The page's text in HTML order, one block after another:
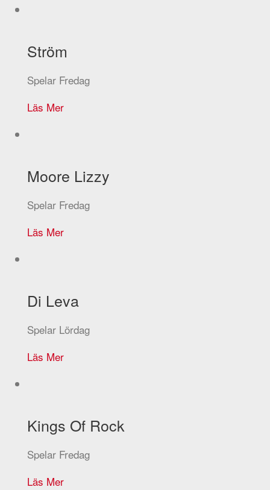
Ström
Spelar Fredag
Läs Mer
Moore Lizzy
Spelar Fredag
Läs Mer
Di Leva
Spelar Lördag
Läs Mer
Kings Of Rock
Spelar Fredag
Läs Mer